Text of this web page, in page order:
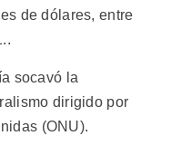
de dólares, entre
socavó la
dirigido por
(ONU).